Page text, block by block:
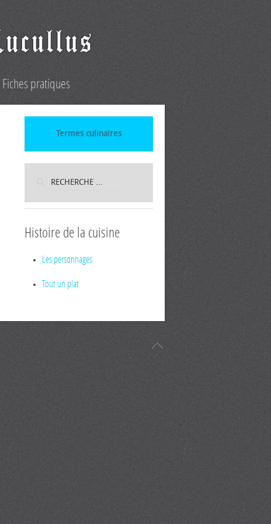
Fiches pratiques
Termes culinaires
Histoire de la cuisine
Les personnages
Tout un plat